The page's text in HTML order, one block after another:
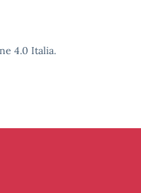
4.0 Italia.